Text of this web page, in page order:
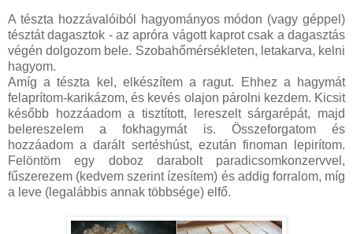
A tészta hozzávalóiból hagyományos módon (vagy géppel)
tésztát dagasztok - az apróra vágott kaprot csak a dagasztás
végén dolgozom bele. Szobahőmérsékleten, letakarva, kelni
hagyom.
Amíg a tészta kel, elkészítem a ragut. Ehhez a hagymát
felaprítom-karikázom, és kevés olajon párolni kezdem. Kicsit
később hozzáadom a tisztított, lereszelt sárgarépát, majd
belereszelem a fokhagymát is. Összeforgatom és
hozzáadom a darált sertéshúst, ezután finoman lepirítom.
Felöntöm egy doboz darabolt paradicsomkonzervvel,
fűszerezem (kedvem szerint ízesítem) és addig forralom, míg
a leve (legalábbis annak többsége) elfő.